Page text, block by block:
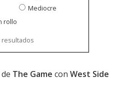
Mediocre
rollo
resultados
The Game con West Side